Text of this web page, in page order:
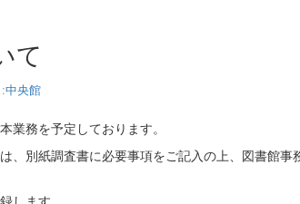
て
中央館
業務を予定しております。
、別紙調査書に必要事項をご記入の上、図書館事
します。